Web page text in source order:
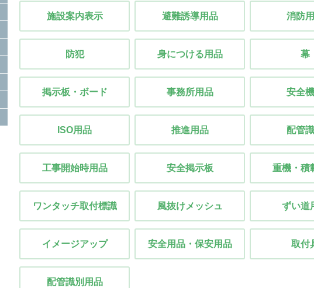
施設案内表示 避難誘導用品 消防
防犯 身につける用品 幕
掲示板・ボード 事務所用品 安全
ISO用品 推進用品 配管
工事開始時用品 安全掲示板 重機・積
ワンタッチ取付標識 風抜けメッシュ ずい道
イメージアップ 安全用品・保安用品 取付
配管識別用品